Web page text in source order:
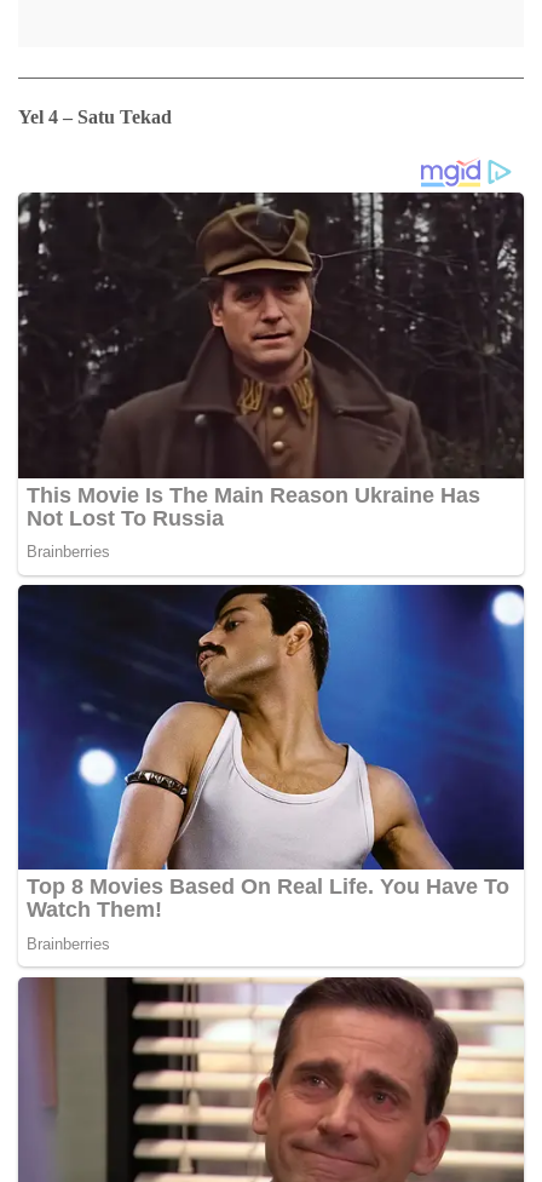
Yel 4 – Satu Tekad